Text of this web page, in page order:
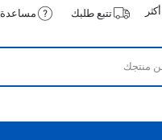
تتبع طلبك مساعدة